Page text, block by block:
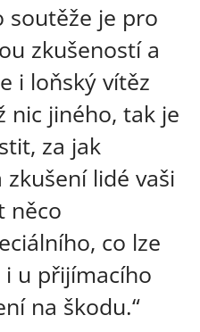
soutěže je pro
zkušeností a
i loňský vítěz
nic jiného, tak je
za jak
lidé vaši
něco
co lze
u přijímacího
na škodu.“